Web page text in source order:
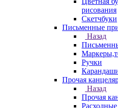
рисования
Скетчбуки
Письменные
Назад
Ручки
Прочая
Назад
Прочая